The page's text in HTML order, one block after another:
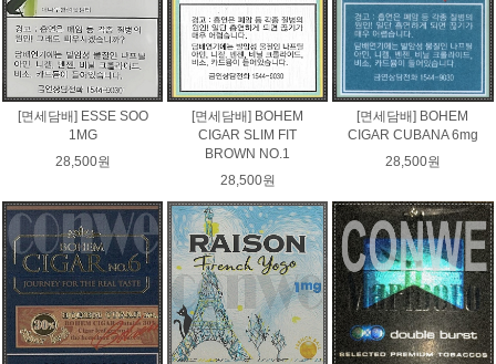
[면세담배] ESSE SOO
1MG
28,500원
[면세담배] BOHEM
CIGAR SLIM FIT
BROWN NO.1
28,500원
[면세담배] BOHEM
CIGAR CUBANA 6mg
28,500원